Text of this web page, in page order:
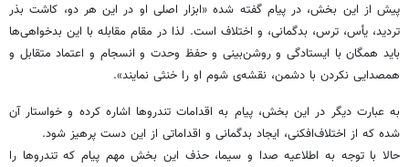
پیش از این بخش، در پیام گفته شده «ابزار اصلی او در این هر دو، کاشت بذر
تردید، یأس، ترس، بدگمانی، و اختلاف است. لذا در مقام مقابله با این بدخواهی‌ها
باید همگان با ایستادگی و روشن‌بینی و حفظ وحدت و انسجام و اعتماد متقابل و
همصدایی نکردن با دشمن، نقشه‌ی شوم او را خنثی نمایند».
به عبارت دیگر در این بخش، پیام به اقدامات تندروها اشاره کرده و خواستار آن
شده که از اختلاف‌افکنی، ایجاد بدگمانی و اقداماتی از این دست پرهیز شود.
حالا با توجه به اطلاعیه صدا و سیما، حذف این بخش مهم پیام که تندروها را